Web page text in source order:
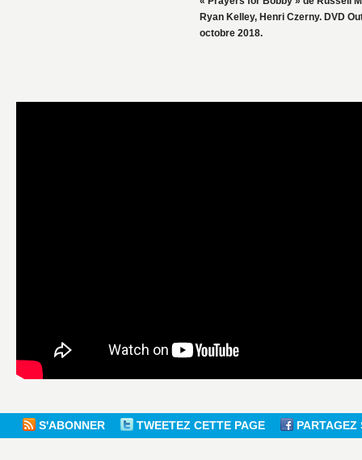
Ryan Kelley, Henri Czerny. DVD
octobre 2018.
S'ABONNER TWEETEZ CETTE PAGE PARTAGEZ